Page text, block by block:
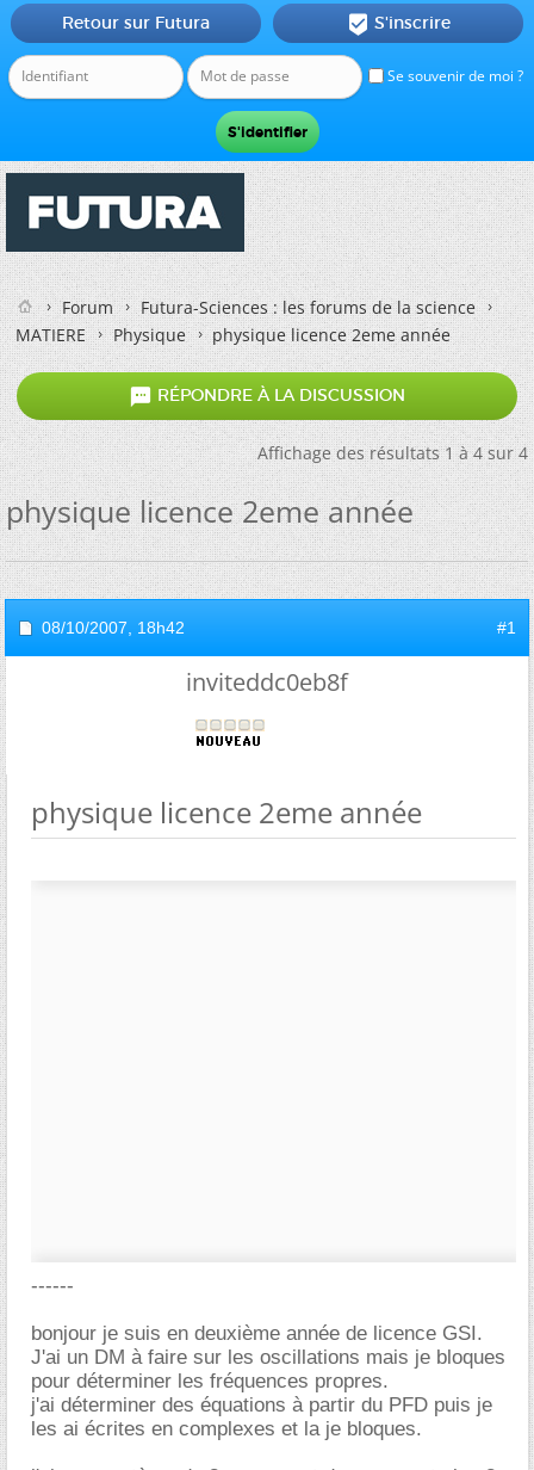
Se souvenir de moi ?
Retour sur Futura  S'inscrire
Forum
Futura-Sciences : les forums de la science
MATIERE
Physique physique licence 2eme année
 RÉPONDRE À LA DISCUSSION
Affichage des résultats 1 à 4 sur 4
physique licence 2eme année
08/10/2007, 18h42 #1
inviteddc0eb8f
physique licence 2eme année
------
bonjour je suis en deuxième année de licence GSI.
J'ai un DM à faire sur les oscillations mais je bloques
pour déterminer les fréquences propres.
j'ai déterminer des équations à partir du PFD puis je
les ai écrites en complexes et la je bloques.